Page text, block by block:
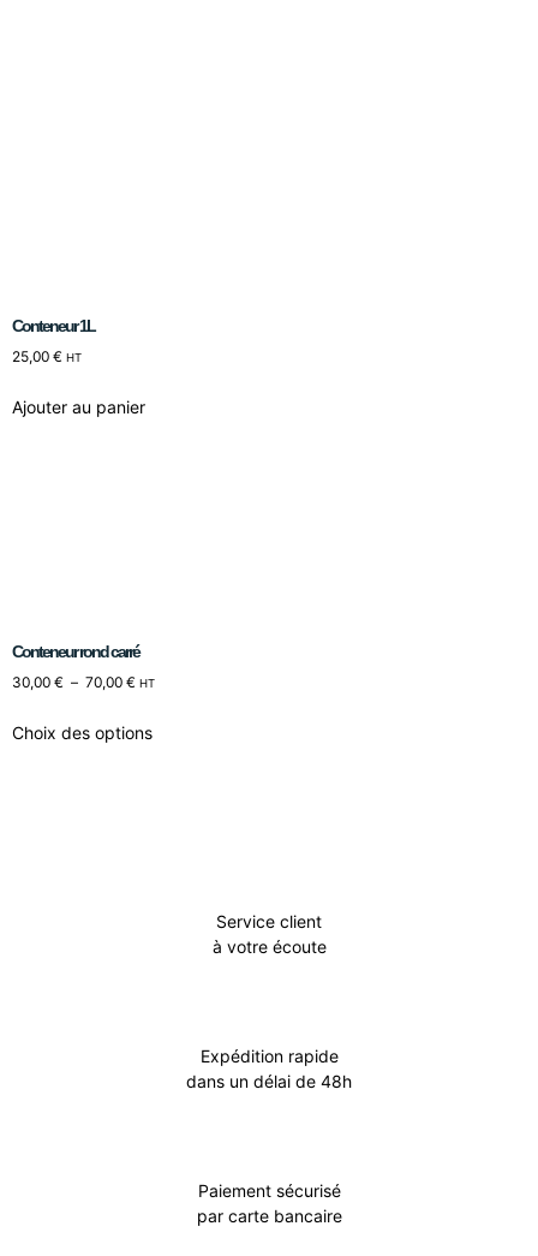
Service client
à votre écoute
Expédition rapide
dans un délai de 48h
Paiement sécurisé
par carte bancaire
Conteneur 1L
25,00 € HT
Ajouter au panier
Conteneur rond carré
30,00 € – 70,00 € HT
Choix des options